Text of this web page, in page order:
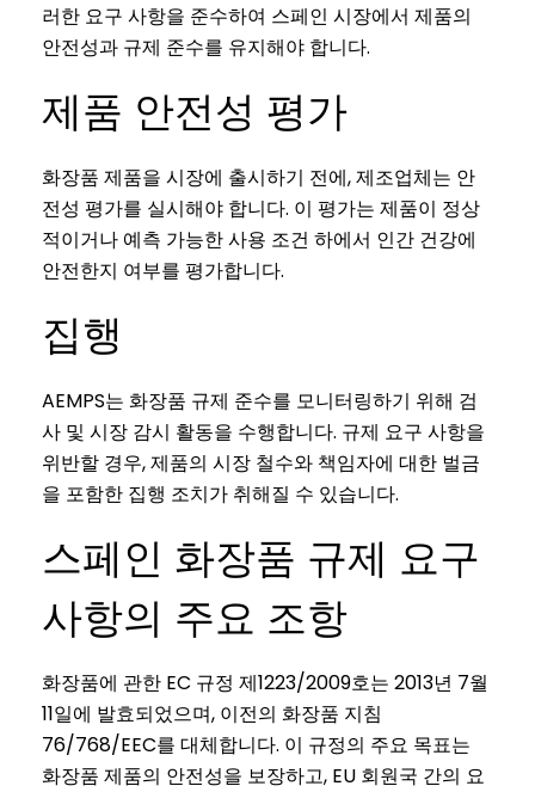
러한 요구 사항을 준수하여 스페인 시장에서 제품의
안전성과 규제 준수를 유지해야 합니다.
제품 안전성 평가
화장품 제품을 시장에 출시하기 전에, 제조업체는 안
전성 평가를 실시해야 합니다. 이 평가는 제품이 정상
적이거나 예측 가능한 사용 조건 하에서 인간 건강에
안전한지 여부를 평가합니다.
집행
AEMPS는 화장품 규제 준수를 모니터링하기 위해 검
사 및 시장 감시 활동을 수행합니다. 규제 요구 사항을
위반할 경우, 제품의 시장 철수와 책임자에 대한 벌금
을 포함한 집행 조치가 취해질 수 있습니다.
스페인 화장품 규제 요구
사항의 주요 조항
화장품에 관한 EC 규정 제1223/2009호는 2013년 7월
11일에 발효되었으며, 이전의 화장품 지침
76/768/EEC를 대체합니다. 이 규정의 주요 목표는
화장품 제품의 안전성을 보장하고, EU 회원국 간의 요